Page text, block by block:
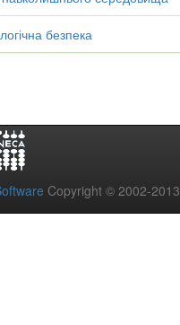
безпека
Copyright © 2002-2013